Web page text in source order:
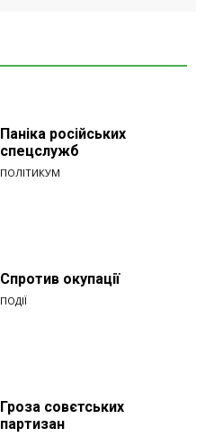
Паніка російських
спецслужб
ПОЛІТИКУМ
Спротив окупації
ПОДІЇ
Гроза совєтських
партизан